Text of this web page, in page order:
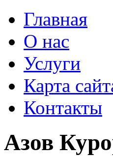
Главная
О нас
Услуги
Карта
Контакты
Азов